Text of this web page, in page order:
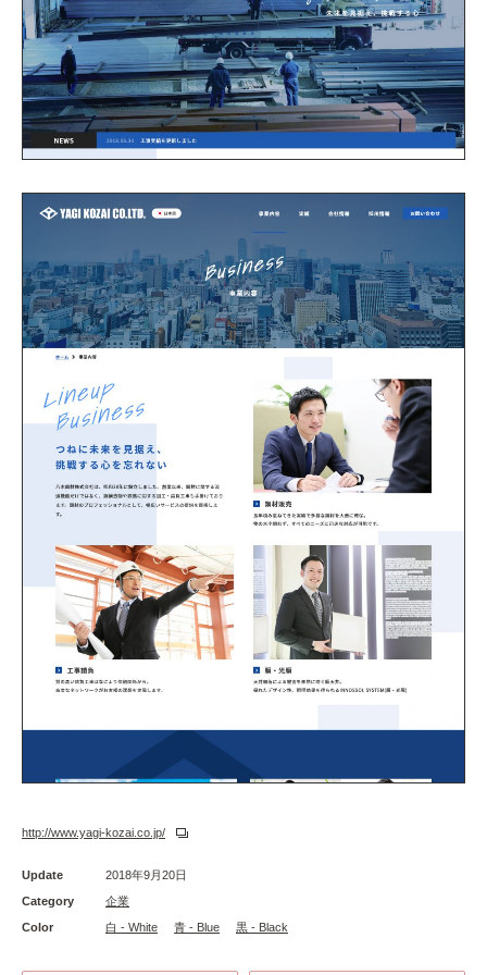
http://www.yagi-kozai.co.jp/
Update
2018年9月20日
Category
企業
Color
白 - White 青 - Blue 黒 - Black